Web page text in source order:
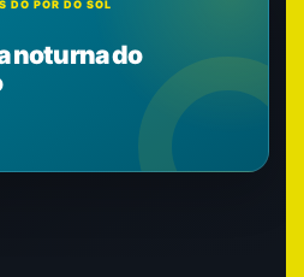
DO PÔR DO SOL
noturna do